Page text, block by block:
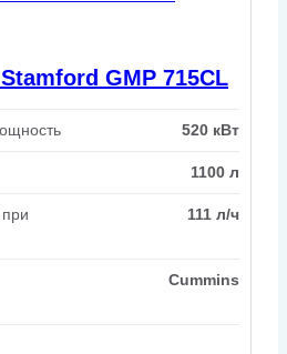
GMP 715CL
520 кВт
1100 л
111 л/ч
Cummins